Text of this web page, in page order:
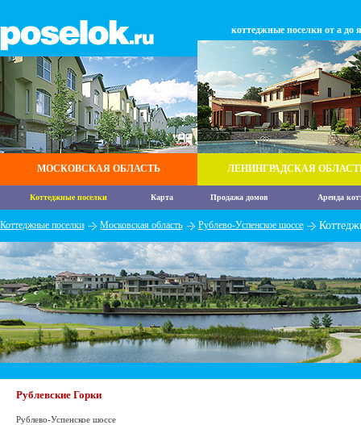
МОСКОВСКАЯ ОБЛАСТЬ
коттеджные поселки от а до я
ЛЕНИНГРАДСКАЯ
Коттеджные поселки Карта Продажа домов Аренда
Коттеджные поселки Московская область Рублево-Успенское шоссе
Рублевские Горки
Рублево-Успенское шоссе